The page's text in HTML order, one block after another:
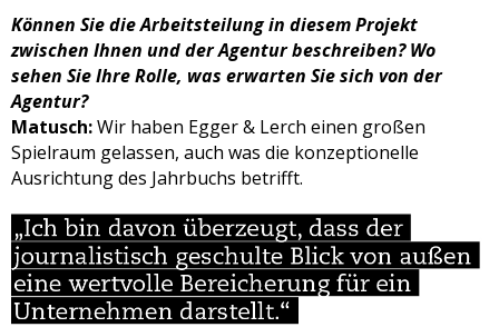
Können Sie die Arbeitsteilung in diesem Projekt
zwischen Ihnen und der Agentur beschreiben? Wo
sehen Sie Ihre Rolle, was erwarten Sie sich von der
Agentur?
Matusch:Wir haben Egger & Lerch einen großen
Spielraum gelassen, auch was die konzeptionelle
Ausrichtung des Jahrbuchs betrifft.